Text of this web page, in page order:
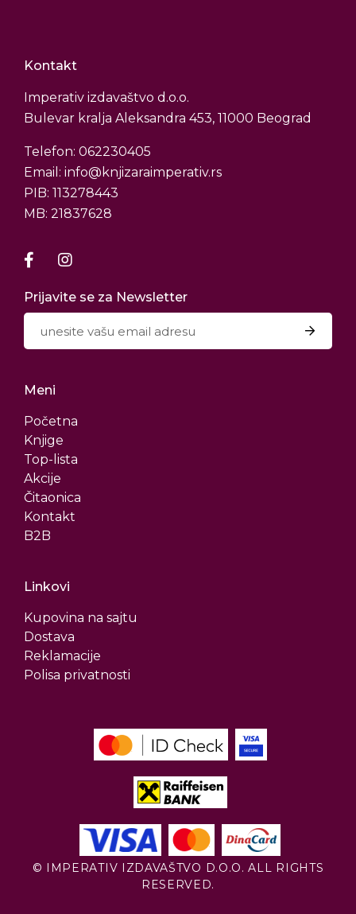
Kontakt
Imperativ izdavaštvo d.o.o.
Bulevar kralja Aleksandra 453, 11000 Beograd
Telefon: 062230405
Email: info@knjizaraimperativ.rs
PIB: 113278443
MB: 21837628
Prijavite se za Newsletter
Meni
Početna
Knjige
Top-lista
Akcije
Čitaonica
Kontakt
B2B
Linkovi
Kupovina na sajtu
Dostava
Reklamacije
Polisa privatnosti
© IMPERATIV IZDAVAŠTVO D.O.O. ALL RIGHTS
RESERVED.